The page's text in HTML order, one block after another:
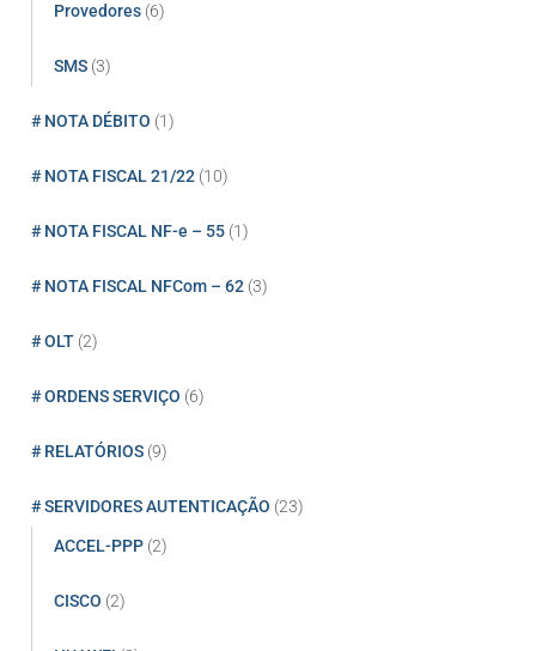
Provedores (6)
SMS (3)
# NOTA DÉBITO (1)
# NOTA FISCAL 21/22 (10)
# NOTA FISCAL NF-e – 55 (1)
# NOTA FISCAL NFCom – 62 (3)
# OLT (2)
# ORDENS SERVIÇO (6)
# RELATÓRIOS (9)
# SERVIDORES AUTENTICAÇÃO (23)
ACCEL-PPP (2)
CISCO (2)